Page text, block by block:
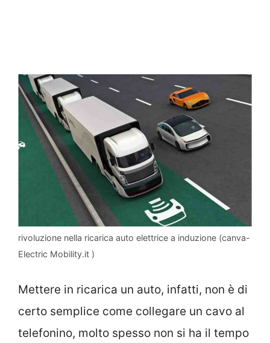
rivoluzione nella ricarica auto elettrice a induzione (canva-
Electric Mobility.it )
Mettere in ricarica un auto, infatti, non è di
certo semplice come collegare un cavo al
telefonino, molto spesso non si ha il tempo